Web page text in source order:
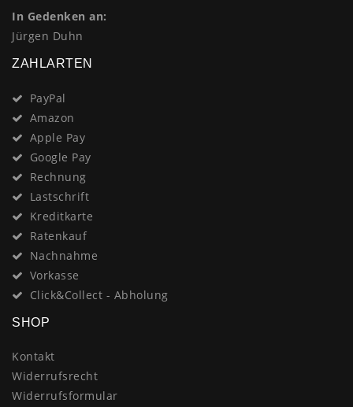
In Gedenken an:
Jürgen Duhn
ZAHLARTEN
PayPal
Amazon
Apple Pay
Google Pay
Rechnung
Lastschrift
Kreditkarte
Ratenkauf
Nachnahme
Vorkasse
Click&Collect - Abholung
SHOP
Kontakt
Widerrufsrecht
Widerrufsformular